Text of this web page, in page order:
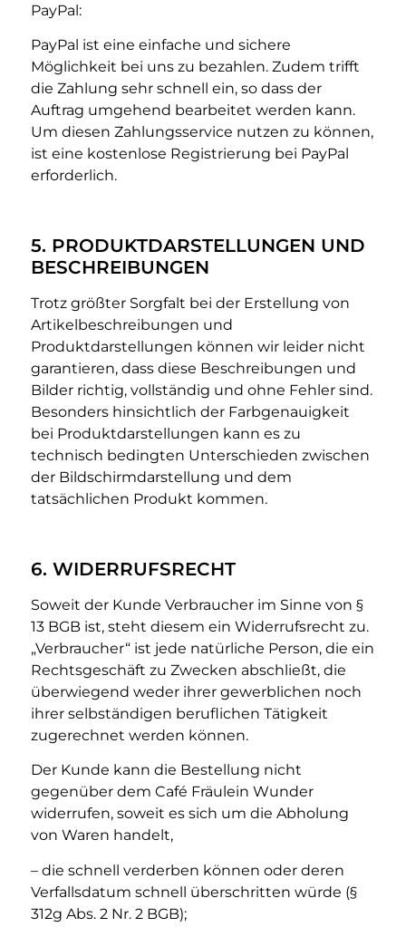
PayPal:
PayPal ist eine einfache und sichere
Möglichkeit bei uns zu bezahlen. Zudem trifft
die Zahlung sehr schnell ein, so dass der
Auftrag umgehend bearbeitet werden kann.
Um diesen Zahlungsservice nutzen zu können,
ist eine kostenlose Registrierung bei PayPal
erforderlich.
5. PRODUKTDARSTELLUNGEN UND
BESCHREIBUNGEN
Trotz größter Sorgfalt bei der Erstellung von
Artikelbeschreibungen und
Produktdarstellungen können wir leider nicht
garantieren, dass diese Beschreibungen und
Bilder richtig, vollständig und ohne Fehler sind.
Besonders hinsichtlich der Farbgenauigkeit
bei Produktdarstellungen kann es zu
technisch bedingten Unterschieden zwischen
der Bildschirmdarstellung und dem
tatsächlichen Produkt kommen.
6. WIDERRUFSRECHT
Soweit der Kunde Verbraucher im Sinne von §
13 BGB ist, steht diesem ein Widerrufsrecht zu.
„Verbraucher“ ist jede natürliche Person, die ein
Rechtsgeschäft zu Zwecken abschließt, die
überwiegend weder ihrer gewerblichen noch
ihrer selbständigen beruflichen Tätigkeit
zugerechnet werden können.
Der Kunde kann die Bestellung nicht
gegenüber dem Café Fräulein Wunder
widerrufen, soweit es sich um die Abholung
von Waren handelt,
– die schnell verderben können oder deren
Verfallsdatum schnell überschritten würde (§
312g Abs. 2 Nr. 2 BGB);